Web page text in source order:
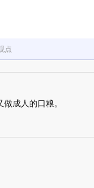
点
成人的口粮。